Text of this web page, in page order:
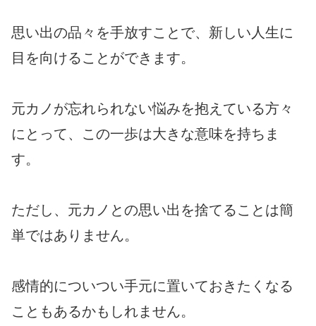
思い出の品々を手放すことで、新しい人生に
目を向けることができます。
元カノが忘れられない悩みを抱えている方々
にとって、この一歩は大きな意味を持ちま
す。
ただし、元カノとの思い出を捨てることは簡
単ではありません。
感情的についつい手元に置いておきたくなる
こともあるかもしれません。